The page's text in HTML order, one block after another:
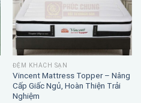
ĐỆM KHÁCH SẠN
Vincent Mattress Topper – Nâng
Cấp Giấc Ngủ, Hoàn Thiện Trải
Nghiệm